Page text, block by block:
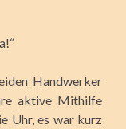
Handwerker
aktive Mithilfe
Uhr, es war kurz